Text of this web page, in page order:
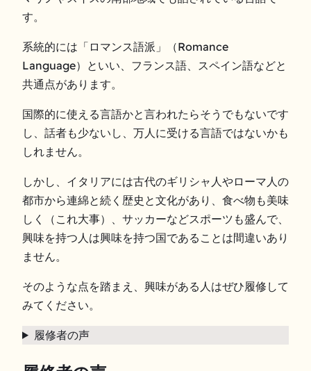
す。
系統的には「ロマンス語派」（Romance
Language）といい、フランス語、スペイン語などと
共通点があります。
国際的に使える言語かと言われたらそうでもないです
し、話者も少ないし、万人に受ける言語ではないかも
しれません。
しかし、イタリアには古代のギリシャ人やローマ人の
都市から連綿と続く歴史と文化があり、食べ物も美味
しく（これ大事）、サッカーなどスポーツも盛んで、
興味を持つ人は興味を持つ国であることは間違いあり
ません。
そのような点を踏まえ、興味がある人はぜひ履修して
みてください。
履修者の声